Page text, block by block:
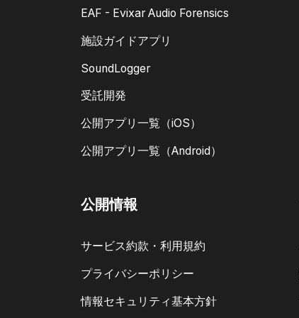
EAF - Evixar Audio Forensics
施設ガイドアプリ
SoundLogger
受託開発
公開アプリ一覧（iOS）
公開アプリ一覧（Android）
公開情報
サービス約款・利用規約
プライバシーポリシー
情報セキュリティ基本方針